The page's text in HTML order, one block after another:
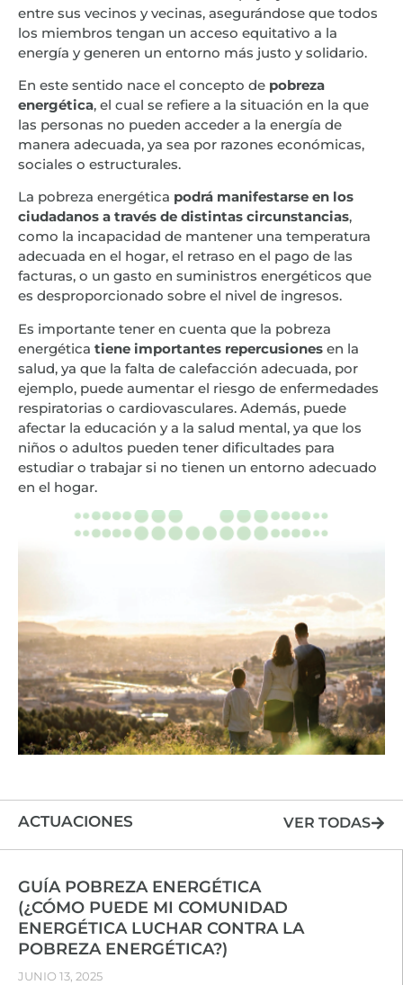
entre sus vecinos y vecinas, asegurándose que todos
los miembros tengan un acceso equitativo a la
energía y generen un entorno más justo y solidario.
En este sentido nace el concepto de pobreza
energética, el cual se refiere a la situación en la que
las personas no pueden acceder a la energía de
manera adecuada, ya sea por razones económicas,
sociales o estructurales.
La pobreza energética podrá manifestarse en los
ciudadanos a través de distintas circunstancias,
como la incapacidad de mantener una temperatura
adecuada en el hogar, el retraso en el pago de las
facturas, o un gasto en suministros energéticos que
es desproporcionado sobre el nivel de ingresos.
Es importante tener en cuenta que la pobreza
energética tiene importantes repercusiones en la
salud, ya que la falta de calefacción adecuada, por
ejemplo, puede aumentar el riesgo de enfermedades
respiratorias o cardiovasculares. Además, puede
afectar la educación y a la salud mental, ya que los
niños o adultos pueden tener dificultades para
estudiar o trabajar si no tienen un entorno adecuado
en el hogar.
ACTUACIONES VER TODAS
GUÍA POBREZA ENERGÉTICA
(¿CÓMO PUEDE MI COMUNIDAD
ENERGÉTICA LUCHAR CONTRA LA
POBREZA ENERGÉTICA?)
JUNIO 13, 2025